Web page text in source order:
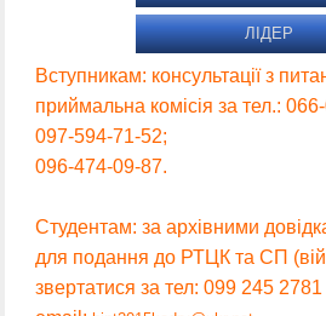
ЛІДЕР
Вступникам: консультації з
приймальна комісія за тел.:
097-594-71-52;
096-474-09-87.
Студентам: за архівними
для подання до РТЦК та СП
звертатися за тел: 099 245 2781